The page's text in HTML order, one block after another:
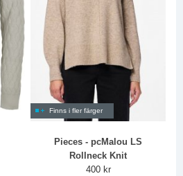
Finns i fler färger
Pieces - pcMalou LS
Rollneck Knit
400 kr